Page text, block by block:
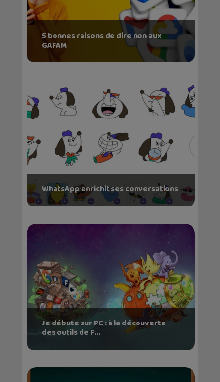
5 bonnes raisons de dire non aux
GAFAM
WhatsApp enrichit ses conversations
Je débute sur PC : à la découverte
des outils de F...